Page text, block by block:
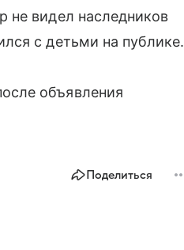
не видел наследников
с детьми на публике.
объявления
Поделиться